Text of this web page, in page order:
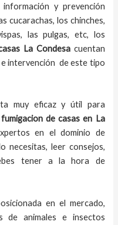
y prevención
cucarachas, los chinches,
las pulgas, etc, los
La Condesacuentan
e intervención de este tipo
muy eficaz y útil para
fumigacion de casas en La
en el dominio de
necesitas, leer consejos,
tener a la hora de
en el mercado,
de animales e insectos